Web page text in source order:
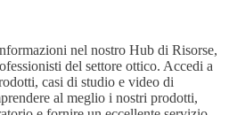
nel nostro Hub di Risorse,
del settore ottico. Accedi a
casi di studio e video di
al meglio i nostri prodotti,